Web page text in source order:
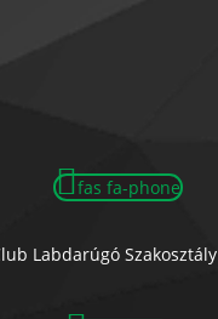
fas fa-phone
Labdarúgó Szakosztály